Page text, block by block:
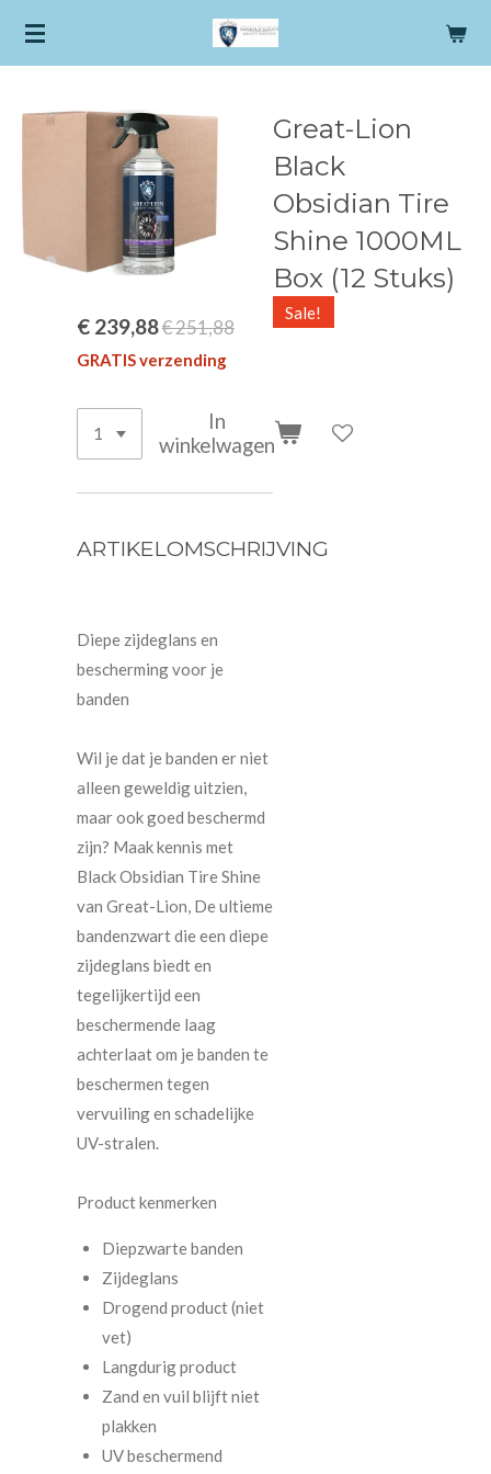
Ga
de
Great-Lion
Black
Obsidian Tire
Shine 1000ML
Box (12 Stuks)
Sale!
€ 239,88€ 251,88
GRATIS verzending
In
winkelwagen
ARTIKELOMSCHRIJVING
Diepe zijdeglans en
bescherming voor je
banden
Wil je dat je banden er niet
alleen geweldig uitzien,
maar ook goed beschermd
zijn? Maak kennis met
Black Obsidian Tire Shine
van Great-Lion, De ultieme
bandenzwart die een diepe
zijdeglans biedt en
tegelijkertijd een
beschermende laag
achterlaat om je banden te
beschermen tegen
vervuiling en schadelijke
UV-stralen.
Product kenmerken
Diepzwarte banden
Zijdeglans
Drogend product (niet
vet)
Langdurig product
Zand en vuil blijft niet
plakken
UV beschermend